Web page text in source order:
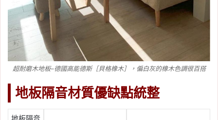
超耐磨木地板–德國高能德斯［貝格橡木］，偏白灰的橡木色調很百搭
地板隔音材質優缺點統整